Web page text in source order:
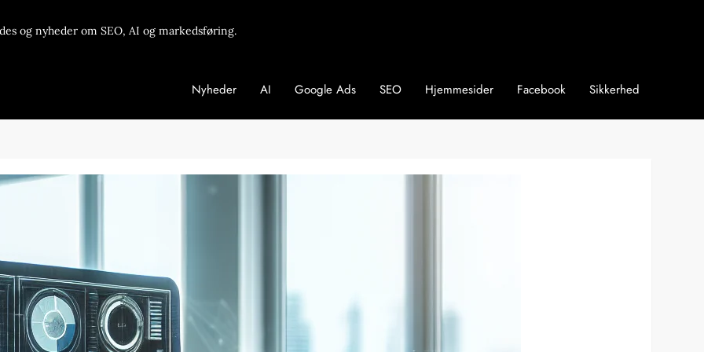
og nyheder om SEO, AI og markedsføring.
Nyheder AI Google Ads SEO Hjemmesider Facebook Sikkerhed